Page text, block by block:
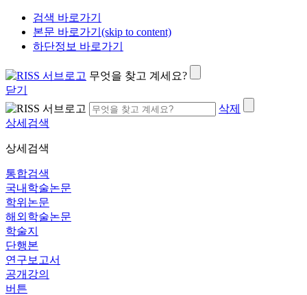
검색 바로가기
본문 바로가기(skip to content)
하단정보 바로가기
무엇을 찾고 계세요?
닫기
삭제
상세검색
상세검색
통합검색
국내학술논문
학위논문
해외학술논문
학술지
단행본
연구보고서
공개강의
버튼